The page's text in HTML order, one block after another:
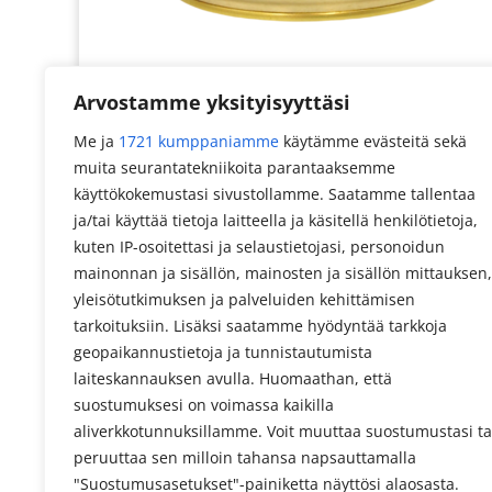
Arvostamme yksityisyyttäsi
Me ja 1721 kumppaniamme käytämme evästeitä sekä
muita seurantatekniikoita parantaaksemme
käyttökokemustasi sivustollamme. Saatamme tallentaa
ja/tai käyttää tietoja laitteella ja käsitellä henkilötietoja,
kuten IP-osoitettasi ja selaustietojasi, personoidun
mainonnan ja sisällön, mainosten ja sisällön mittauksen,
yleisötutkimuksen ja palveluiden kehittämisen
tarkoituksiin. Lisäksi saatamme hyödyntää tarkkoja
geopaikannustietoja ja tunnistautumista
laiteskannauksen avulla. Huomaathan, että
suostumuksesi on voimassa kaikilla
aliverkkotunnuksillamme. Voit muuttaa suostumustasi
peruuttaa sen milloin tahansa napsauttamalla
"Suostumusasetukset"-painiketta näyttösi alaosasta.